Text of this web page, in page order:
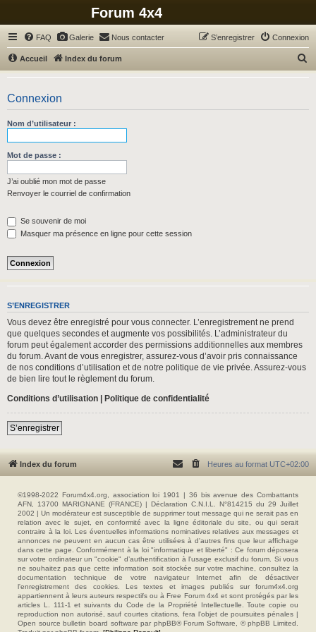
Forum 4x4
FAQ Galerie Nous contacter Connexion
S’enregistrer
Accueil Index du forum
h
Connexion
Nom d’utilisateur :
Mot de passe :
J’ai oublié mon mot de passe
Renvoyer le courriel de confirmation
Se souvenir de moi
Masquer ma présence en ligne pour cette session
S’ENREGISTRER
Vous devez être enregistré pour vous connecter. L’enregistrement ne prend
que quelques secondes et augmente vos possibilités. L’administrateur du
forum peut également accorder des permissions additionnelles aux membres
du forum. Avant de vous enregistrer, assurez-vous d’avoir pris connaissance
de nos conditions d’utilisation et de notre politique de vie privée. Assurez-vous
de bien lire tout le règlement du forum.
Conditions d’utilisation | Politique de confidentialité
S’enregistrer
Index du forum Heures au format UTC+02:00
©1998-2022 Forum4x4.org, association loi 1901 | 36 bis avenue des Combattants
AFN, 13700 MARIGNANE (FRANCE) | Déclaration C.N.I.L. N°814215 du 29 Juillet
2002 | Un modérateur est susceptible de supprimer tout message qui ne serait pas en
relation avec le sujet, en conformité avec la ligne éditoriale du site, ou qui serait
contraire à la loi. Les éventuelles informations nominatives relatives aux messages et
annonces ne peuvent en aucun cas être utilisées à d'autres fins que leur affichage
dans cette page. Conformément à la loi "informatique et liberté" : Ce forum déposera
sur votre ordinateur un "cookie" d’authentification à l'usage exclusif du forum. Si vous
ne souhaitez pas que cette information soit stockée sur votre machine, consultez la
documentation technique de votre navigateur Internet afin de désactiver
l'enregistrement des cookies. Les textes et images publiés sur forum4x4.org
appartiennent à leurs auteurs respectifs ou à Free Forum 4x4 et sont protégés par les
articles L. 111-1 et suivants du Code de la Propriété Intellectuelle. Toute copie ou
reproduction non autorisé, sauf courtes citations, fera l'objet de poursuites pénales |
Open source bulletin board software par phpBB® Forum Software, © phpBB Limited.